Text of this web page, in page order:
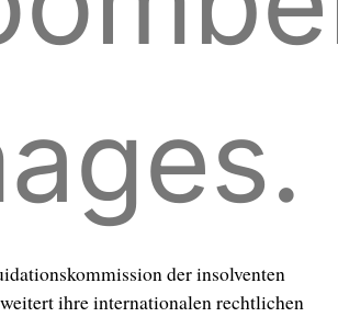
der insolventen
ihre internationalen rechtlichen